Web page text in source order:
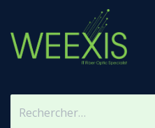
Se rendre au contenu